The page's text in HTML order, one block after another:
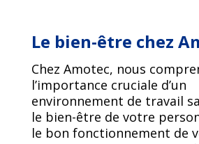
Le bien-être chez
Chez Amotec, nous
l’importance cruciale d’un
environnement de travail
le bien-être de votre
le bon fonctionnement de